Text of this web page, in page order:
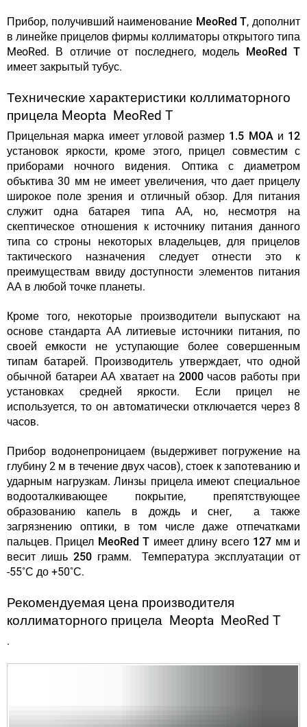
Прибор, получивший наименование MeoRed T, дополнит
в линейке прицелов фирмы коллиматоры открытого типа
MeoRed. В отличие от последнего, модель
MeoRed T
имеет закрытый тубус.
Технические характеристики коллиматорного
прицела Meopta MeoRed T
Прицельная марка имеет угловой размер 1.5 MOA и 12
установок яркости, кроме этого, прицел совместим с
приборами ночного видения. Оптика с диаметром
объктива 30 мм не имеет увеличения, что дает прицелу
широкое поле зрения и отличный обзор. Для питания
служит одна батарея типа АА, но, несмотря на
скептическое отношения к источнику питания данного
типа со строны некоторых владельцев, для прицелов
тактического назначения следует отнести это к
преимуществам ввиду доступности элементов питания
АА в любой точке планеты.
Кроме того, некоторые производители выпускают на
основе стандарта АА литиевые источники питания, по
своей емкости не уступающие более совершенным
типам батарей. Производитель утверждает, что одной
обычной батареи АА хватает на 2000 часов работы при
установках средней яркости. Если прицел не
используется, то он автоматически отключается через 8
часов.
Прибор водонепроницаем (выдерживет погружение на
глубину 2 м в течение двух часов), стоек к запотеванию и
ударным нагрузкам. Линзы прицела имеют специальное
водооталкивающее покрытие, препятствующее
образованию капель в дождь и снег, а также
загрязнению оптики, в том числе даже отпечатками
пальцев. Прицел MeoRed T имеет длину всего 127 мм и
весит лишь 250 грамм. Температура эксплуатации от
-55˚С до +50˚С.
Рекомендуемая цена производителя
коллиматорного прицела Meopta MeoRed T
.